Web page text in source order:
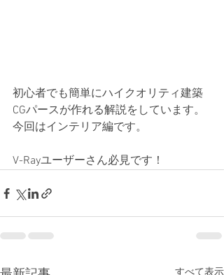
初心者でも簡単にハイクオリティ建築
CGパースが作れる解説をしています。
今回はインテリア編です。
​V-Rayユーザーさん必見です！